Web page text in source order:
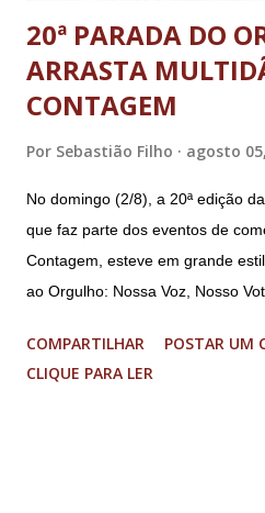
20ª PARADA DO
ARRASTA
CONTAGEM
Por Sebastião Filho agosto
No domingo (2/8), a 20ª edição
que faz parte dos eventos de
Contagem, esteve em grande
ao Orgulho: Nossa Voz, Nosso
município. A concentração foi na
preparada com um palco e
COMPARTILHAR
POSTAR UM
CLIQUE PARA LER